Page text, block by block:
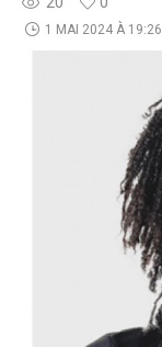
1 MAI 2024 À 19:26